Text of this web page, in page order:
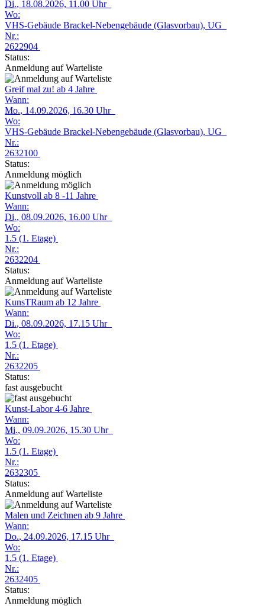
Di., 18.08.2026, 11.00 Uhr
Wo:
VHS-Gebäude Brackel-Nebengebäude (Glasvorbau), UG
Nr.:
2622904
Status:
Anmeldung auf Warteliste
Greif mal zu! ab 4 Jahre
Wann:
Mo., 14.09.2026, 16.30 Uhr
Wo:
VHS-Gebäude Brackel-Nebengebäude (Glasvorbau), UG
Nr.:
2632100
Status:
Anmeldung möglich
Kunstvoll ab 8 -11 Jahre
Wann:
Di., 08.09.2026, 16.00 Uhr
Wo:
1.5 (1. Etage)
Nr.:
2632204
Status:
Anmeldung auf Warteliste
KunsTRaum ab 12 Jahre
Wann:
Di., 08.09.2026, 17.15 Uhr
Wo:
1.5 (1. Etage)
Nr.:
2632205
Status:
fast ausgebucht
Kunst-Labor 4-6 Jahre
Wann:
Mi., 09.09.2026, 15.30 Uhr
Wo:
1.5 (1. Etage)
Nr.:
2632305
Status:
Anmeldung auf Warteliste
Malen und Zeichnen ab 9 Jahre
Wann:
Do., 24.09.2026, 17.15 Uhr
Wo:
1.5 (1. Etage)
Nr.:
2632405
Status:
Anmeldung möglich